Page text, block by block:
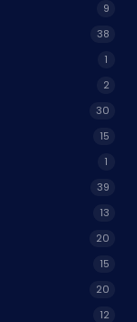
9
38
1
2
30
15
1
39
13
20
15
20
12